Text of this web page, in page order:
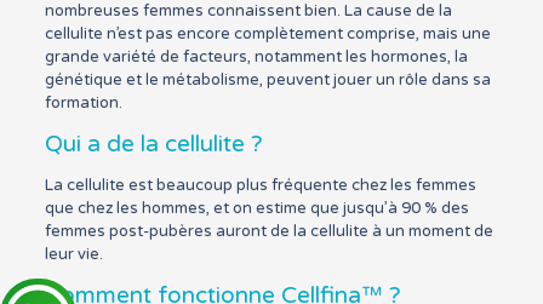
nombreuses femmes connaissent bien. La cause de la
cellulite n’est pas encore complètement comprise, mais une
grande variété de facteurs, notamment les hormones, la
génétique et le métabolisme, peuvent jouer un rôle dans sa
formation.
Qui a de la cellulite ?
La cellulite est beaucoup plus fréquente chez les femmes
que chez les hommes, et on estime que jusqu’à 90 % des
femmes post-pubères auront de la cellulite à un moment de
leur vie.
Comment fonctionne Cellfina™ ?